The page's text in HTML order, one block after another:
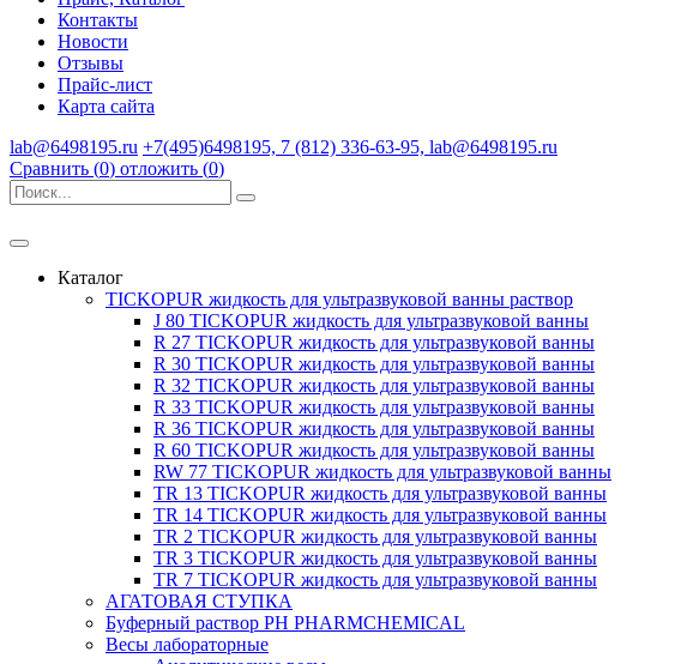
Контакты
Новости
Отзывы
Прайс-лист
Карта сайта
lab@6498195.ru +7(495)6498195, 7 (812) 336-63-95, lab@6498195.ru
Сравнить (0) отложить (0)
Каталог
TICKOPUR жидкость для ультразвуковой ванны раствор
J 80 TICKOPUR жидкость для ультразвуковой ванны
R 27 TICKOPUR жидкость для ультразвуковой ванны
R 30 TICKOPUR жидкость для ультразвуковой ванны
R 32 TICKOPUR жидкость для ультразвуковой ванны
R 33 TICKOPUR жидкость для ультразвуковой ванны
R 36 TICKOPUR жидкость для ультразвуковой ванны
R 60 TICKOPUR жидкость для ультразвуковой ванны
RW 77 TICKOPUR жидкость для ультразвуковой ванны
TR 13 TICKOPUR жидкость для ультразвуковой ванны
TR 14 TICKOPUR жидкость для ультразвуковой ванны
TR 2 TICKOPUR жидкость для ультразвуковой ванны
TR 3 TICKOPUR жидкость для ультразвуковой ванны
TR 7 TICKOPUR жидкость для ультразвуковой ванны
АГАТОВАЯ СТУПКА
Буферный раствор PH PHARMCHEMICAL
Весы лабораторные